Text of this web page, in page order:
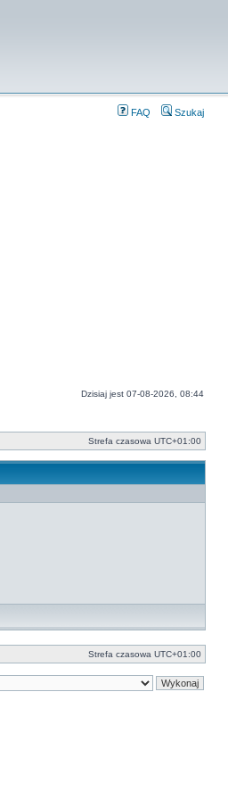
FAQ Szukaj
Dzisiaj jest 07-08-2026, 08:44
Strefa czasowa UTC+01:00
Strefa czasowa UTC+01:00